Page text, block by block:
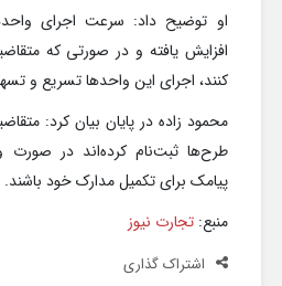
او توضیح داد: سرعت اجرای
افزایش یافته و در صورتی که
کنند، اجرای این واحدها تسریع و
محمود زاده در پایان بیان کرد:
طرح‌ها ثبت‌نام کرده‌اند در صورت
پیامک برای تکمیل مدارک خود باشند.
منبع:تجارت نیوز
اشتراک گذاری